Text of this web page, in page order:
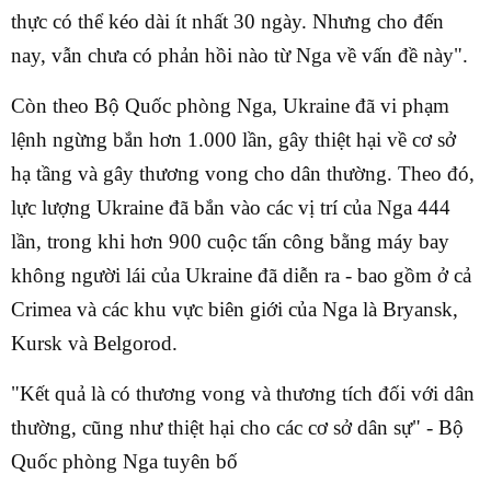
thực có thể kéo dài ít nhất 30 ngày. Nhưng cho đến
nay, vẫn chưa có phản hồi nào từ Nga về vấn đề này".
Còn theo Bộ Quốc phòng Nga, Ukraine đã vi phạm
lệnh ngừng bắn hơn 1.000 lần, gây thiệt hại về cơ sở
hạ tầng và gây thương vong cho dân thường. Theo đó,
lực lượng Ukraine đã bắn vào các vị trí của Nga 444
lần, trong khi hơn 900 cuộc tấn công bằng máy bay
không người lái của Ukraine đã diễn ra - bao gồm ở cả
Crimea và các khu vực biên giới của Nga là Bryansk,
Kursk và Belgorod.
"Kết quả là có thương vong và thương tích đối với dân
thường, cũng như thiệt hại cho các cơ sở dân sự" - Bộ
Quốc phòng Nga tuyên bố